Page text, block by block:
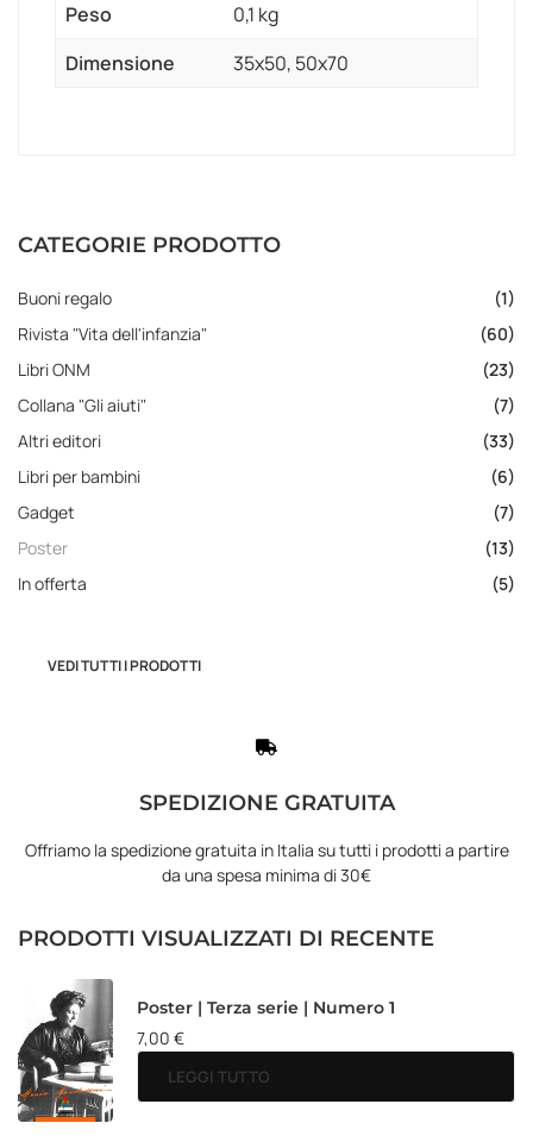
Peso
0,1 kg
Dimensione
35x50, 50x70
CATEGORIE PRODOTTO
Buoni regalo
(1)
Rivista "Vita dell'infanzia"
(60)
Libri ONM
(23)
Collana "Gli aiuti"
(7)
Altri editori
(33)
Libri per bambini
(6)
Gadget
(7)
Poster
(13)
In offerta
(5)
VEDI TUTTI I PRODOTTI
SPEDIZIONE GRATUITA
Offriamo la spedizione gratuita in Italia su tutti i prodotti a partire
da una spesa minima di 30€
PRODOTTI VISUALIZZATI DI RECENTE
Poster | Terza serie | Numero 1
7,00 €
LEGGI TUTTO